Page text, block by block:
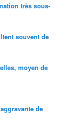
très sous-
souvent de
moyen de
de